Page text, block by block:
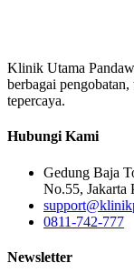
Klinik Utama
berbagai
tepercaya.
Hubungi Kami
Gedung Baja
No.55, Jakarta
0811-742-777
Newsletter